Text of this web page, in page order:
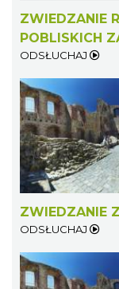
ZWIEDZANIE
POBLISKICH
ODSŁUCHAJ
ZWIEDZANIE
ODSŁUCHAJ